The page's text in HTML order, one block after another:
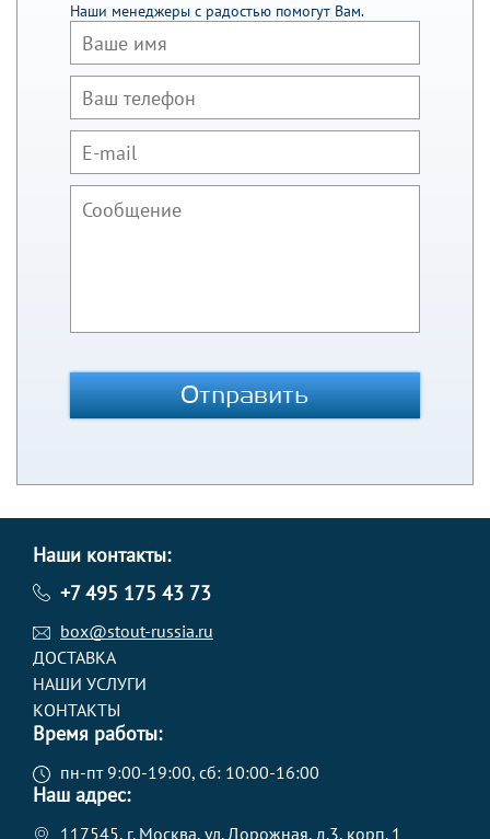
Наши менеджеры с радостью помогут Вам.
Отправить
Наши контакты:
+7 495 175 43 73
box@stout-russia.ru
ДОСТАВКА
НАШИ УСЛУГИ
КОНТАКТЫ
Время работы:
пн-пт 9:00-19:00, сб: 10:00-16:00
Наш адрес:
117545, г. Москва, ул. Дорожная, д.3, корп. 1